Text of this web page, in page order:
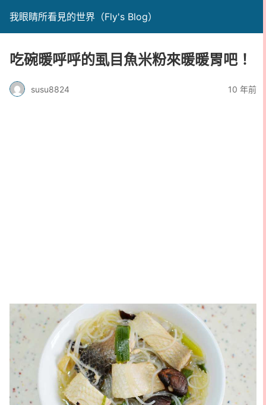
我眼睛所看見的世界（Fly's Blog）
吃碗暖呼呼的虱目魚米粉來暖暖胃吧！
susu8824 10 年前